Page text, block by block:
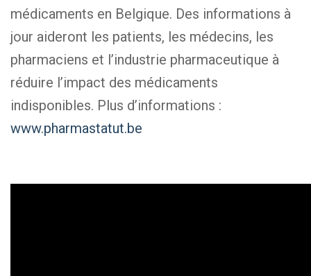
médicaments en Belgique. Des informations à
jour aideront les patients, les médecins, les
pharmaciens et l’industrie pharmaceutique à
réduire l’impact des médicaments
indisponibles. Plus d’informations :
www.pharmastatut.be